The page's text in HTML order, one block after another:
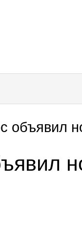
объявил